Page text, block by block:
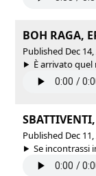
BOH RAGA,
Published Dec
È arrivato quel
Published Dec
Se incontrassi